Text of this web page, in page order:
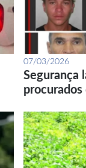
07/03/2026
Segurança
procurados